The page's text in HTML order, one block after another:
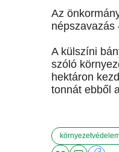
Az
népszavazás
A külszíni
szóló
hektáron
tonnát ebből